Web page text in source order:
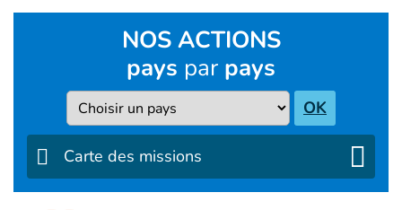
NOS ACTIONS
pays par pays
Pays OK
Carte des missions